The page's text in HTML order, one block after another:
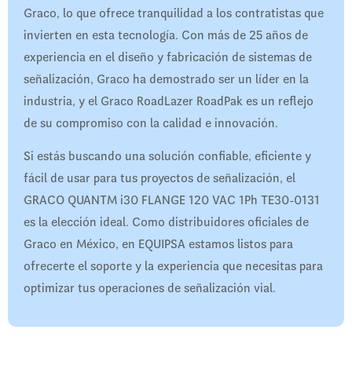
Graco, lo que ofrece tranquilidad a los contratistas que
invierten en esta tecnología. Con más de 25 años de
experiencia en el diseño y fabricación de sistemas de
señalización, Graco ha demostrado ser un líder en la
industria, y el Graco RoadLazer RoadPak es un reflejo
de su compromiso con la calidad e innovación.
Si estás buscando una solución confiable, eficiente y
fácil de usar para tus proyectos de señalización, el
GRACO QUANTM i30 FLANGE 120 VAC 1Ph TE30-0131
es la elección ideal. Como distribuidores oficiales de
Graco en México, en EQUIPSA estamos listos para
ofrecerte el soporte y la experiencia que necesitas para
optimizar tus operaciones de señalización vial.